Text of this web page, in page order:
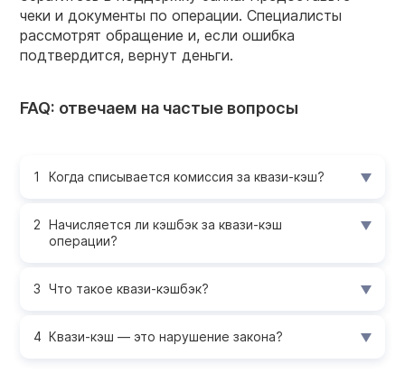
чеки и документы по операции. Специалисты
рассмотрят обращение и, если ошибка
подтвердится, вернут деньги.
FAQ: отвечаем на частые вопросы
Когда списывается комиссия за квази-кэш?
Начисляется ли кэшбэк за квази-кэш
операции?
Что такое квази-кэшбэк?
Квази-кэш — это нарушение закона?